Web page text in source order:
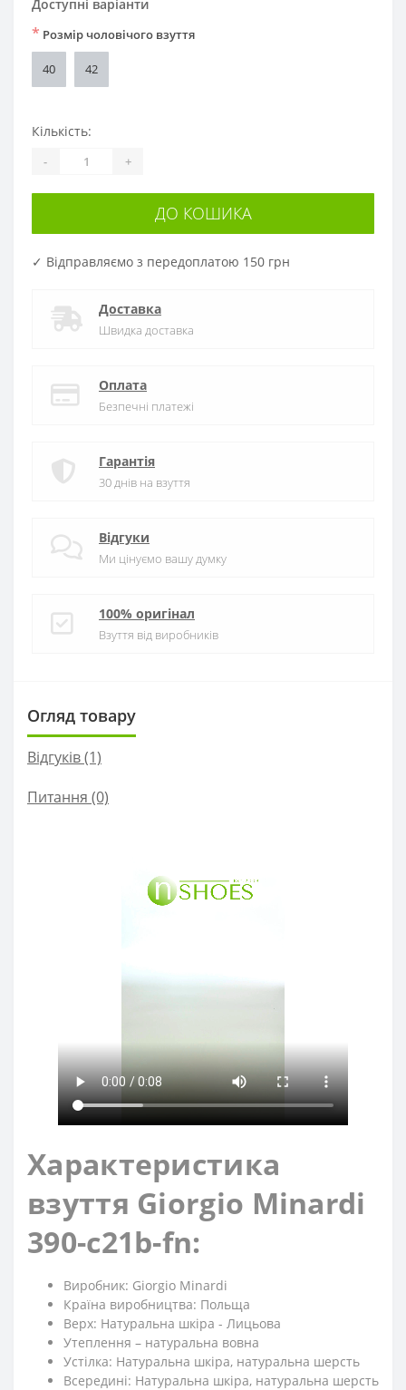
Доступні варіанти
* Розмір чоловічого взуття
40 42
Кількість:
- +
ДО КОШИКА
✓ Відправляємо з передоплатою 150 грн
Доставка
Швидка доставка
Оплата
Безпечні платежі
Гарантія
30 днів на взуття
Відгуки
Ми цінуємо вашу думку
100% оригінал
Взуття від виробників
Огляд товару
Відгуків (1)
Питання (0)
Характеристика
взуття Giorgio Minardi
390-c21b-fn:
Виробник: Giorgio Minardi
Країна виробництва: Польща
Верх: Натуральна шкіра - Лицьова
Утеплення – натуральна вовна
Устілка: Натуральна шкіра, натуральна шерсть
Всередині: Натуральна шкіра, натуральна шерсть